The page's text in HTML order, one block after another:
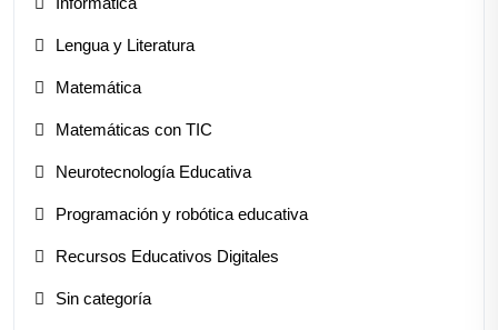
Lengua y Literatura
Matemática
Matemáticas con TIC
Neurotecnología Educativa
Programación y robótica educativa
Recursos Educativos Digitales
Sin categoría